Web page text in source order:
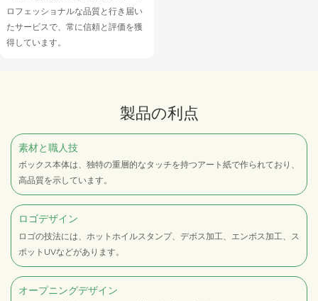
ロフェッショナルな品質と行き届い
たサービスで、常に信頼と評価を獲
得しています。
製品の利点
素材と職人技
ボックス本体は、独特の重層的なタッチを持つアート紙で作られており、
高品質を示しています。
ロゴデザイン
ロゴの技法には、ホットホイルスタンプ、デボス加工、エンボス加工、ス
ポットUVなどがあります。
オープニングデザイン